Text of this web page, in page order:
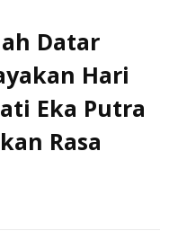
Datar
Hari
Eka Putra
Rasa